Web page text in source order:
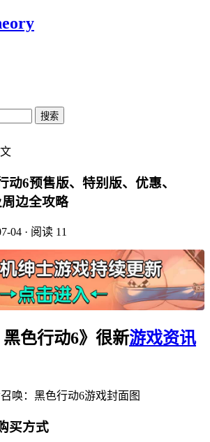
搜索
动6预售版、特别版、优惠、
周边全攻略
04 · 阅读 11
黑色行动6》很新游戏资讯
买方式